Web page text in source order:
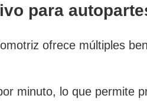
para
ofrece múltiples
minuto, lo que permite